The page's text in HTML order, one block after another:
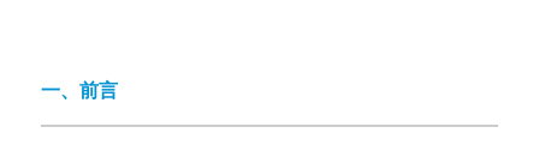
一、前言